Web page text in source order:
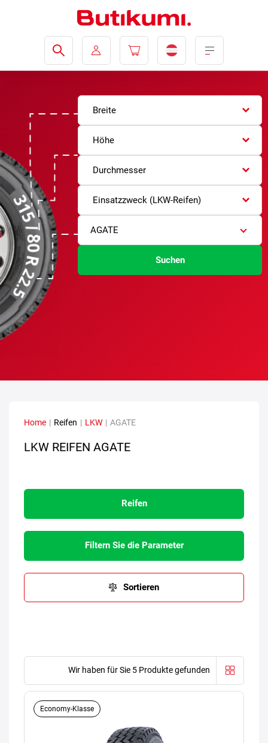
Breite
Höhe
Durchmesser
Einsatzzweck (LKW-Reifen)
AGATE
Suchen
Home | Reifen | LKW | AGATE
LKW REIFEN AGATE
Reifen
Filtern Sie die Parameter
Sortieren
Wir haben für Sie 5 Produkte gefunden
Economy-Klasse